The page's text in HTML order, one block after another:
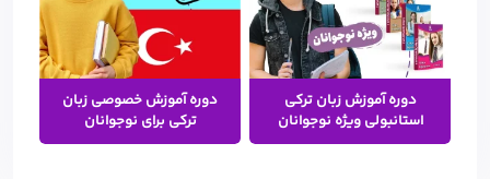
دوره آموزش زبان ترکی
استانبولی ویژه نوجوانان
دوره آموزش خصوصی زبان
ترکی برای نوجوانان